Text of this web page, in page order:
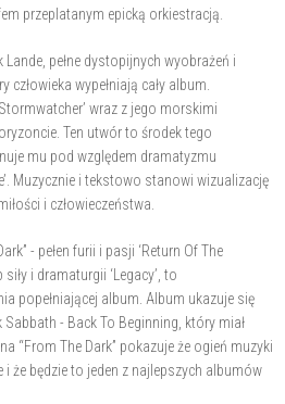
przeplatanym epicką orkiestracją.
pełne dystopijnych wyobrażeń i
wypełniają cały album.
wraz z jego morskimi
Ten utwór to środek tego
mu pod względem dramatyzmu
Muzycznie i tekstowo stanowi wizualizację
i człowieczeństwa.
- pełen furii i pasji ‘Return Of The
i dramaturgii ‘Legacy’, to
popełniającej album. Album ukazuje się
- Back To Beginning, który miał
“From The Dark” pokazuje że ogień muzyki
że będzie to jeden z najlepszych albumów